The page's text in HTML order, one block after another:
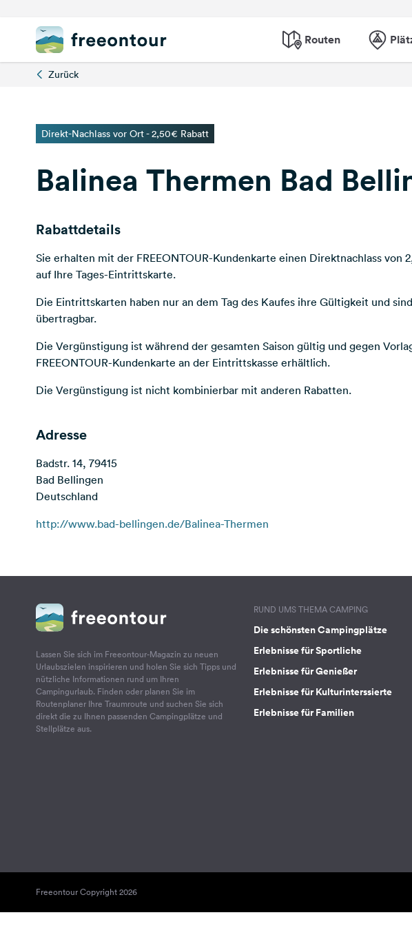
Routen
Zurück
Direkt-Nachlass vor Ort - 2,50€ Rabatt
Balinea Thermen Bad
Rabattdetails
Sie erhalten mit der FREEONTOUR-Kundenkarte einen Direktnachlass von
auf Ihre Tages-Eintrittskarte.
Die Eintrittskarten haben nur an dem Tag des Kaufes ihre Gültigkeit und
übertragbar.
Die Vergünstigung ist während der gesamten Saison gültig und gegen
FREEONTOUR-Kundenkarte an der Eintrittskasse erhältlich.
Die Vergünstigung ist nicht kombinierbar mit anderen Rabatten.
Adresse
Badstr. 14, 79415
Bad Bellingen
Deutschland
http://www.bad-bellingen.de/Balinea-Thermen
Lassen Sie sich im Freeontour-Magazin zu neuen
Urlaubszielen inspirieren und holen Sie sich Tipps und
nützliche Informationen rund um Ihren
Campingurlaub. Finden oder planen Sie im
Routenplaner Ihre Traumroute und suchen Sie sich
direkt die zu Ihnen passenden Campingplätze und
Stellplätze aus.
RUND UMS THEMA CAMPING
Die schönsten Campingplätze
Erlebnisse für Sportliche
Erlebnisse für Genießer
Erlebnisse für Kulturinterssierte
Erlebnisse für Familien
Freeontour Copyright 2026